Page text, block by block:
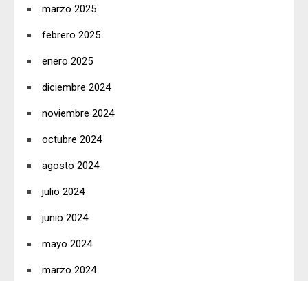
marzo 2025
febrero 2025
enero 2025
diciembre 2024
noviembre 2024
octubre 2024
agosto 2024
julio 2024
junio 2024
mayo 2024
marzo 2024